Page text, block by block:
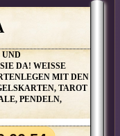
UND
DA! WEISSE
MIT DEN
TAROT
PENDELN,